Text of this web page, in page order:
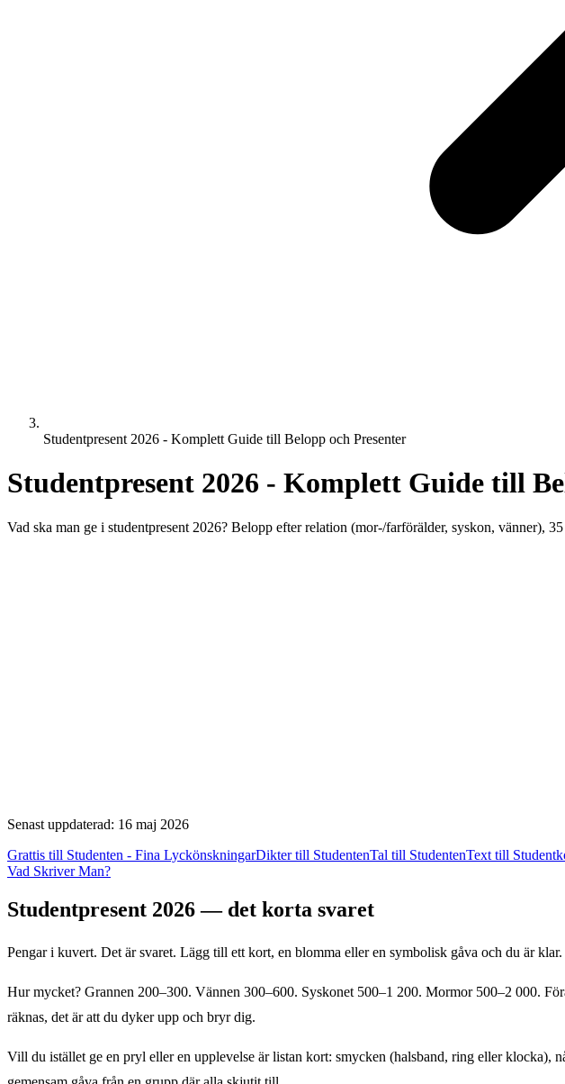
Studentpresent 2026 - Komplett Guide till Belopp och Presenter
Studentpresent 2026 - Komplett Guide till
Vad ska man ge i studentpresent 2026? Belopp efter relation (mor-/farförälder, syskon,
Senast uppdaterad: 16 maj 2026
Grattis till Studenten - Fina LyckönskningarDikter till StudentenTal till StudentenText till
Vad Skriver Man?
Studentpresent 2026 — det korta svaret
Pengar i kuvert. Det är svaret. Lägg till ett kort, en blomma eller en symbolisk gåva och du är klar.
Hur mycket? Grannen 200–300. Vännen 300–600. Syskonet 500–1 200. Mormor 500–2 000.
räknas, det är att du dyker upp och bryr dig.
Vill du istället ge en pryl eller en upplevelse är listan kort: smycken (halsband, ring eller klocka),